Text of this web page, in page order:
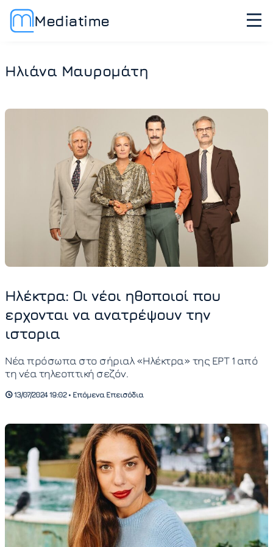
Mediatime
Ηλιάνα Μαυρομάτη
Ηλέκτρα: Οι νέοι ηθοποιοί που
ερχονται να ανατρέψουν την
ιστορια
Νέα πρόσωπα στο σήριαλ «Ηλέκτρα» της ΕΡΤ 1 από
τη νέα τηλεοπτική σεζόν.
13/07/2024 19:02 • Επόμενα Επεισόδια